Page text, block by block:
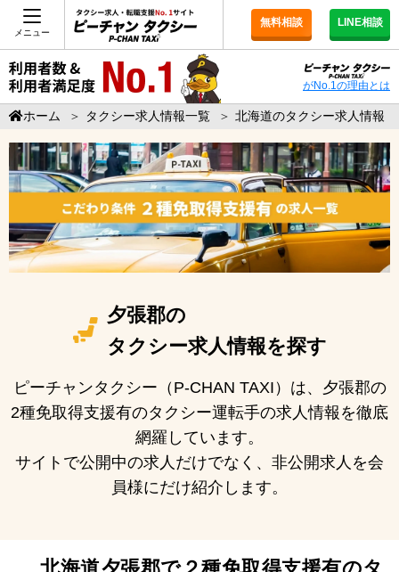
メニュー
無料相談 LINE相談
がNo.1の理由とは
ホーム ＞ タクシー求人情報一覧 ＞ 北海道のタクシー求人情報
夕張郡の
タクシー求人情報を探す
ピーチャンタクシー（P-CHAN TAXI）は、夕張郡の
2種免取得支援有のタクシー運転手の求人情報を徹底
網羅しています。
サイトで公開中の求人だけでなく、非公開求人を会
員様にだけ紹介します。